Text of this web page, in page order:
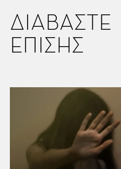
ΔΙΑΒΑΣΤΕ
ΕΠΙΣΗΣ